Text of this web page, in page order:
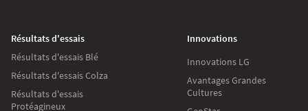
Résultats d'essais
Résultats d'essais Blé
Résultats d'essais Colza
Résultats d'essais
Protéagineux
Innovations
Innovations LG
Avantages Grandes
Cultures